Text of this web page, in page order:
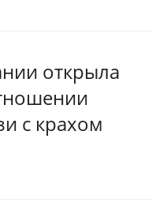
открыла
с крахом